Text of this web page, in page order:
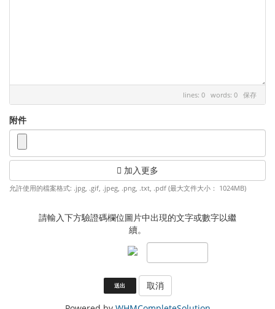
lines: 0 words: 0 保存
附件
加入更多
允許使用的檔案格式: .jpg, .gif, .jpeg, .png, .txt, .pdf (最大文件大小： 1024MB)
請輸入下方驗證碼欄位圖片中出現的文字或數字以繼
續。
取消